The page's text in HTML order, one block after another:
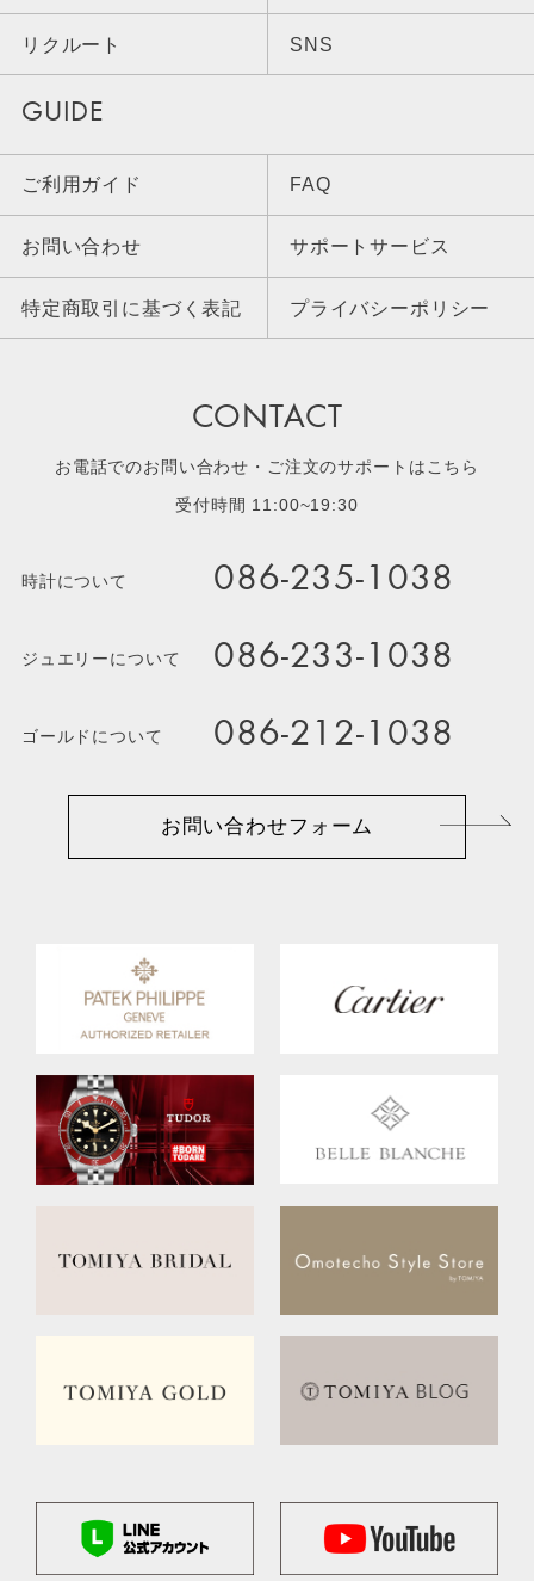
リクルート SNS
GUIDE
ご利用ガイド FAQ
お問い合わせ サポートサービス
特定商取引に基づく表記 プライバシーポリシー
CONTACT
お電話でのお問い合わせ・ご注文のサポートはこちら
受付時間 11:00~19:30
時計について 086-235-1038
ジュエリーについて 086-233-1038
ゴールドについて 086-212-1038
お問い合わせフォーム